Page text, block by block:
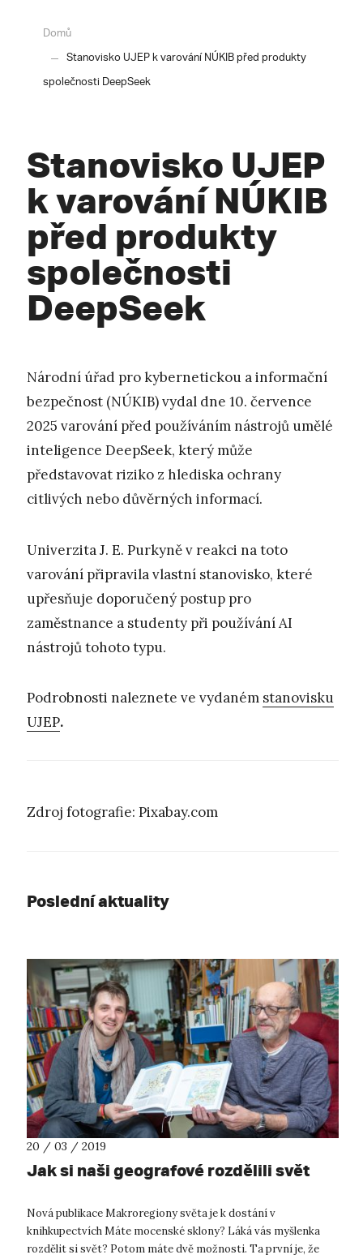
Domů
Stanovisko UJEP k varování NÚKIB před produkty
společnosti DeepSeek
Stanovisko UJEP
k varování NÚKIB
před produkty
společnosti
DeepSeek
Národní úřad pro kybernetickou a informační
bezpečnost (NÚKIB) vydal dne 10. července
2025 varování před používáním nástrojů umělé
inteligence DeepSeek, který může
představovat riziko z hlediska ochrany
citlivých nebo důvěrných informací.
Univerzita J. E. Purkyně v reakci na toto
varování připravila vlastní stanovisko, které
upřesňuje doporučený postup pro
zaměstnance a studenty při používání AI
nástrojů tohoto typu.
Podrobnosti naleznete ve vydaném stanovisku
UJEP.
Zdroj fotografie: Pixabay.com
Poslední aktuality
20 / 03 / 2019
Jak si naši geografové rozdělili svět
Nová publikace Makroregiony světa je k dostání v
knihkupectvích Máte mocenské sklony? Láká vás myšlenka
rozdělit si svět? Potom máte dvě možnosti. Ta první je, že